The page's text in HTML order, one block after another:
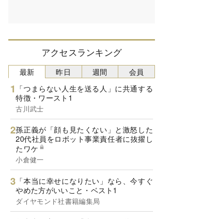
アクセスランキング
最新
「つまらない人生を送る人」に共通する
特徴・ワースト1
古川武士
孫正義が「顔も見たくない」と激怒した
20代社員をロボット事業責任者に抜擢し
たワケ
小倉健一
「本当に幸せになりたい」なら、今すぐ
やめた方がいいこと・ベスト1
ダイヤモンド社書籍編集局
昨日 週間 会員